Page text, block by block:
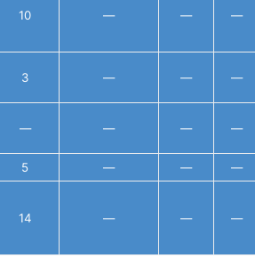
10 — — —
3 — — —
— — — —
5 — —
—
14 — — —